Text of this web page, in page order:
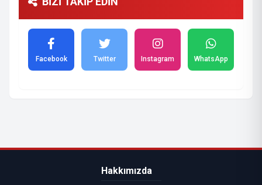
Facebook Twitter Instagram WhatsApp
Hakkımızda